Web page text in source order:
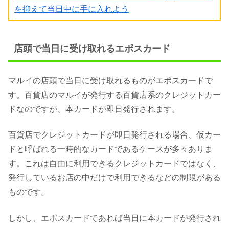
を抑えて当日中に手に入れよう
店頭で当日に受け取れるエポスカード
マルイの店頭で当日に受け取れるものがエポスカードで
す。百貨店のマルイが発行する百貨店系のクレジットカー
ドなのですが、本カードが即日発行されます。
百貨店でクレジットカードが即日発行される場合、仮カー
ドと呼ばれる一時的なカードであるケースが多々ありま
す。これは自由に利用できるクレジットカードではなく、
発行しているお店の中だけで利用できるなどの制限がある
ものです。
しかし、エポスカードであれば当日に本カードが発行され